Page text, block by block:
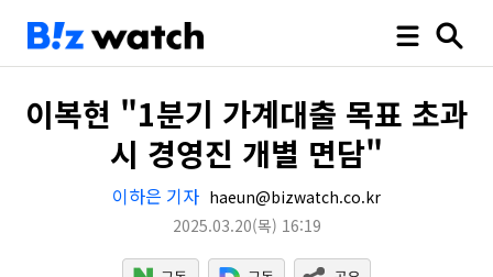
이복현 "1분기 가계대출 목표 초과
시 경영진 개별 면담"
이하은 기자 haeun@bizwatch.co.kr
2025.03.20(목) 16:19